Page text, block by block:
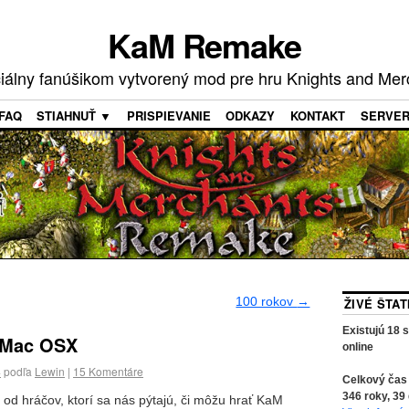
KaM Remake
fanúšikom vytvorený mod pre hru Knights and
STIAHNUŤ ▼ PRISPIEVANIE ODKAZY KONTAKT
100 rokov →
OSX
podľa Lewin | 15 Komentáre
hráčov, ktorí sa nás pýtajú, či môžu hrať KaM
ŽIVÉ
Existujú 18
online
Celkový
346roky, 39